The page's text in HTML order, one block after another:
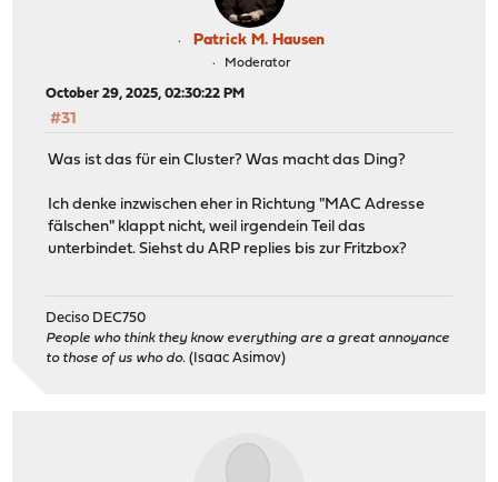
Patrick M. Hausen
Moderator
October 29, 2025, 02:30:22 PM
#31
Was ist das für ein Cluster? Was macht das Ding?
Ich denke inzwischen eher in Richtung "MAC Adresse
fälschen" klappt nicht, weil irgendein Teil das
unterbindet. Siehst du ARP replies bis zur Fritzbox?
Deciso DEC750
People who think they know everything are a great annoyance
to those of us who do. (Isaac Asimov)